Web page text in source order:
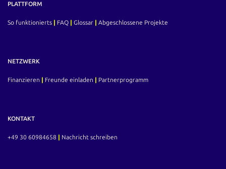
PLATTFORM
So funktionierts FAQ Glossar Abgeschlossene Projekte
NETZWERK
Finanzieren Freunde einladen Partnerprogramm
KONTAKT
+49 30 60984658 Nachricht schreiben